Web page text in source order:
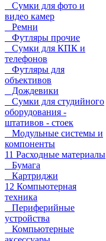
Сумки для фото и
видео камер
Ремни
Футляры прочие
Сумки для КПК и
телефонов
Футляры для
объективов
Дождевики
Сумки для студийного
оборудования -
штативов - стоек
Модульные системы и
компоненты
11 Расходные материалы
Бумага
Картриджи
12 Компьютерная
техника
Периферийные
устройства
Компьютерные